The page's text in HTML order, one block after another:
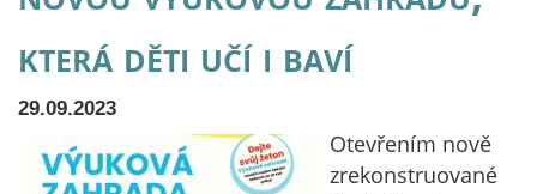
která děti učí i baví
29.09.2023
Otevřením nově
zrekonstruované